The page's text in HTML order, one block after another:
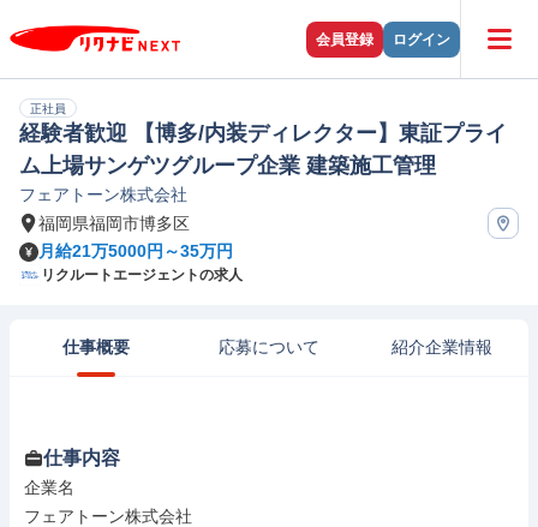
会員登録 ログイン
正社員
経験者歓迎 【博多/内装ディレクター】東証プライ
ム上場サンゲツグループ企業 建築施工管理
フェアトーン株式会社
福岡県福岡市博多区
月給21万5000円～35万円
リクルートエージェントの求人
仕事概要 応募について 紹介企業情報
仕事内容
企業名
フェアトーン株式会社